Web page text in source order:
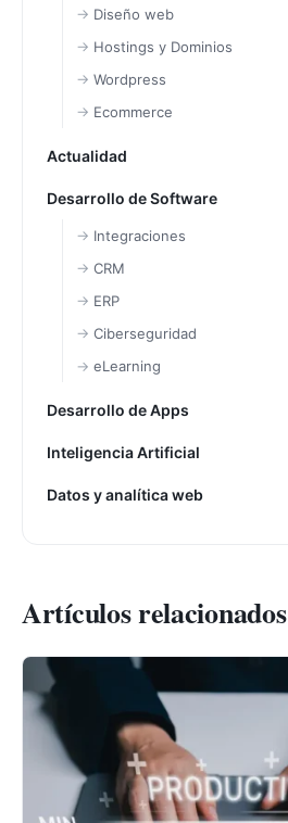
Diseño web
Hostings y Dominios
Wordpress
Ecommerce
Actualidad
Desarrollo de Software
Integraciones
CRM
ERP
Ciberseguridad
eLearning
Desarrollo de Apps
Inteligencia Artificial
Datos y analítica web
Artículos relacionados